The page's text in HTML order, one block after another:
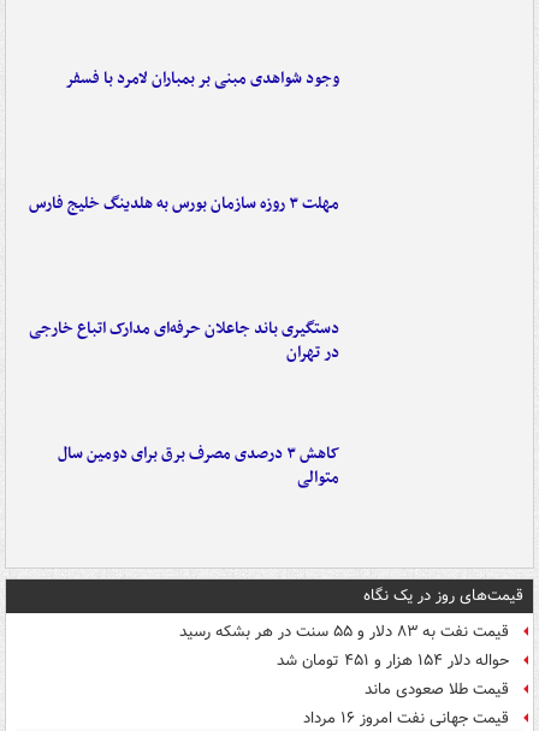
وجود شواهدی مبنی بر بمباران لامرد با فسفر
مهلت ۳ روزه سازمان بورس به هلدینگ خلیج فارس
دستگیری باند جاعلان حرفه‌ای مدارک اتباع خارجی
در تهران
کاهش ۳ درصدی مصرف برق برای دومین سال
متوالی
قیمت‌های روز در یک نگاه
قیمت نفت به ۸۳ دلار و ۵۵ سنت در هر بشکه رسید
حواله دلار ۱۵۴ هزار و ۴۵۱ تومان شد
قیمت طلا صعودی ماند
قیمت جهانی نفت امروز ۱۶ مرداد